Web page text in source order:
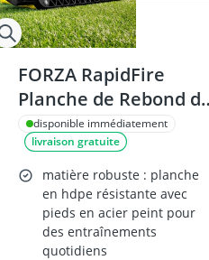
FORZA RapidFire
Planche de Rebond de
Football à Vague –
Réversible et Ultra-
Durable – Accessoire
d’Entraînement pour
Passes et Tirs –
Standard 100 × 27 cm
disponible immédiatement
livraison gratuite
matière robuste : planche
en hdpe résistante avec
pieds en acier peint pour
des entraînements
quotidiens